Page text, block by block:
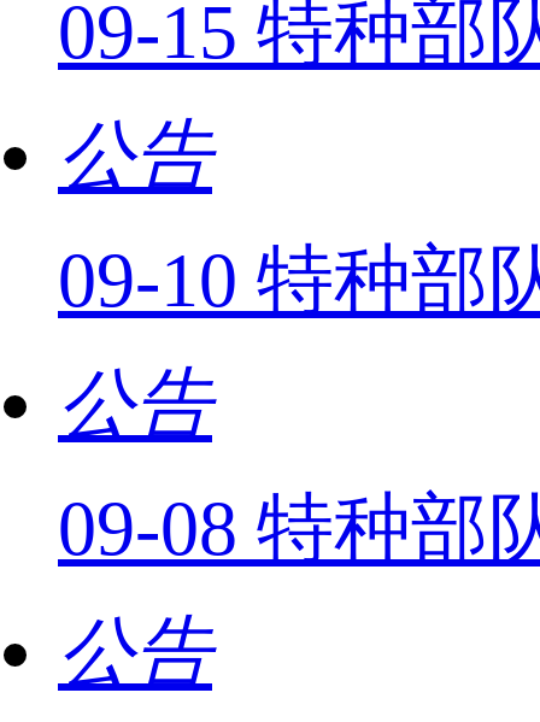
09-15 特种部
公告
09-10 特种部
公告
09-08 特种部
公告